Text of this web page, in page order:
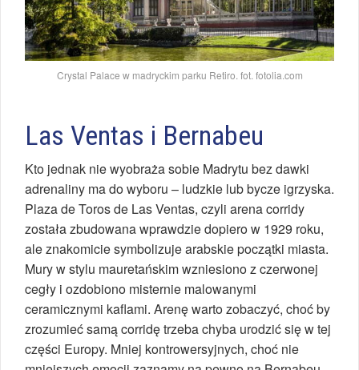
Crystal Palace w madryckim parku Retiro. fot. fotolia.com
Las Ventas i Bernabeu
Kto jednak nie wyobraża sobie Madrytu bez dawki
adrenaliny ma do wyboru – ludzkie lub bycze igrzyska.
Plaza de Toros de Las Ventas, czyli arena corridy
została zbudowana wprawdzie dopiero w 1929 roku,
ale znakomicie symbolizuje arabskie początki miasta.
Mury w stylu mauretańskim wzniesiono z czerwonej
cegły i ozdobiono misternie malowanymi
ceramicznymi kaflami. Arenę warto zobaczyć, choć by
zrozumieć samą corridę trzeba chyba urodzić się w tej
części Europy. Mniej kontrowersyjnych, choć nie